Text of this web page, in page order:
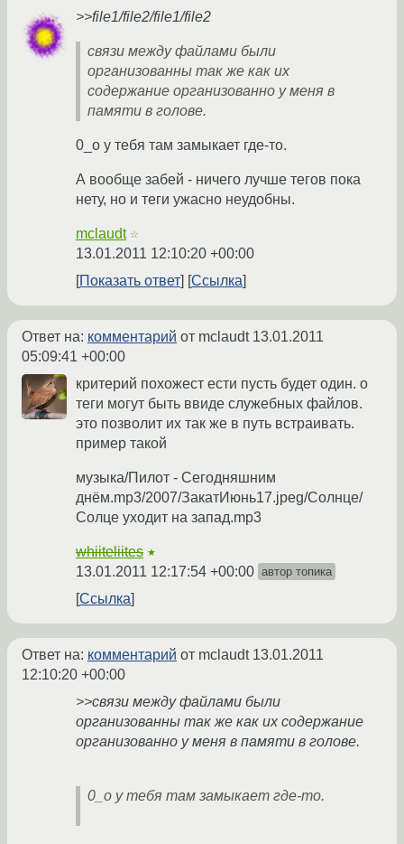
>>file1/file2/file1/file2
связи между файлами были
организованны так же как их
содержание организованно у меня в
памяти в голове.
0_o у тебя там замыкает где-то.
А вообще забей - ничего лучше тегов пока
нету, но и теги ужасно неудобны.
mclaudt ☆
13.01.2011 12:10:20 +00:00
Показать ответ
Ссылка
Ответ на: комментарий от mclaudt 13.01.2011
05:09:41 +00:00
критерий похожест ести пусть будет один. о
теги могут быть ввиде служебных файлов.
это позволит их так же в путь встраивать.
пример такой
музыка/Пилот - Сегодняшним
днём.mp3/2007/ЗакатИюнь17.jpeg/Солнце/
Солце уходит на запад.mp3
whiiteliites ★
13.01.2011 12:17:54 +00:00 автор топика
Ссылка
Ответ на: комментарий от mclaudt 13.01.2011
12:10:20 +00:00
>>связи между файлами были
организованны так же как их содержание
организованно у меня в памяти в голове.
0_o у тебя там замыкает где-то.